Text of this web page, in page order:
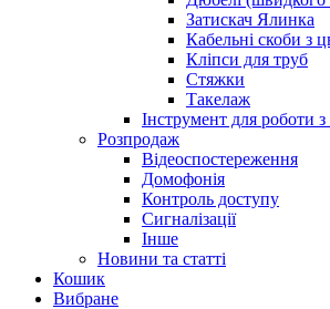
Затискач Ялинка
Кабельні скоби з
Кліпси для труб
Стяжки
Такелаж
Інструмент для роботи
Розпродаж
Відеоспостереження
Домофонія
Контроль доступу
Сигналізації
Інше
Новини та статті
Кошик
Вибране